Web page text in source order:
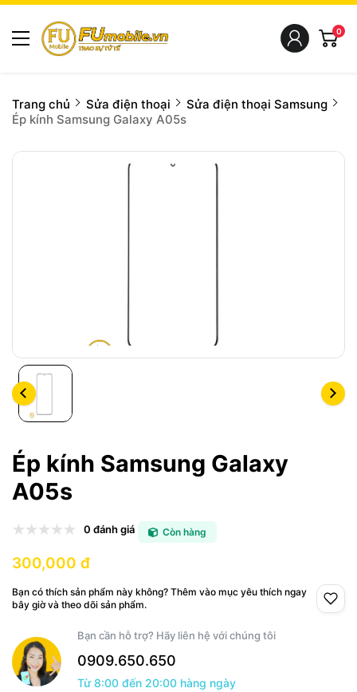
0
Trang chủ Sửa điện thoại
Sửa điện thoại Samsung
Ép kính Samsung Galaxy A05s
Ép kính Samsung Galaxy
A05s
0 đánh giá Còn hàng
300,000 đ
Bạn có thích sản phẩm này không? Thêm vào mục yêu thích ngay
bây giờ và theo dõi sản phẩm.
Bạn cần hỗ trợ? Hãy liên hệ với chúng tôi
0909.650.650
Từ 8:00 đến 20:00 hàng ngày